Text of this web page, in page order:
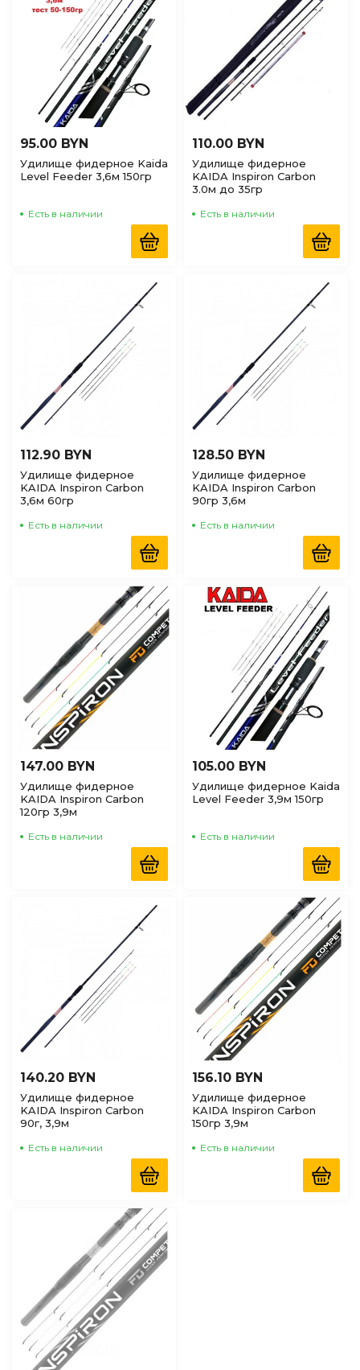
95.00 BYN
Удилище фидерное Kaida
Level Feeder 3,6м 150гр
Есть в наличии
110.00 BYN
Удилище фидерное
KAIDA Inspiron Carbon
3.0м до 35гр
Есть в наличии
112.90 BYN
Удилище фидерное
KAIDA Inspiron Carbon
3,6м 60гр
Есть в наличии
128.50 BYN
Удилище фидерное
KAIDA Inspiron Carbon
90гр 3,6м
Есть в наличии
147.00 BYN
Удилище фидерное
KAIDA Inspiron Carbon
120гр 3,9м
Есть в наличии
105.00 BYN
Удилище фидерное Kaida
Level Feeder 3,9м 150гр
Есть в наличии
140.20 BYN
Удилище фидерное
KAIDA Inspiron Carbon
90г, 3,9м
Есть в наличии
156.10 BYN
Удилище фидерное
KAIDA Inspiron Carbon
150гр 3,9м
Есть в наличии